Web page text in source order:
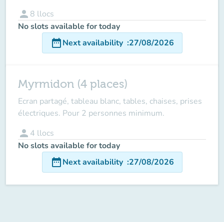
person 8 llocs
No slots available for today
date_rangeNext availability :27/08/2026
Myrmidon (4 places)
Ecran partagé, tableau blanc, tables, chaises, prises
électriques. Pour 2 personnes minimum.
person 4 llocs
No slots available for today
date_rangeNext availability :27/08/2026